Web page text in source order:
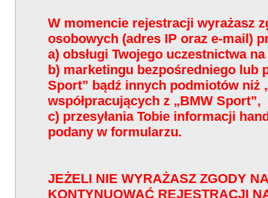
W momencie rejestracji wyrażasz
osobowych (adres IP oraz e-mail)
a) obsługi Twojego uczestnictwa
b) marketingu bezpośredniego lub
Sport” bądź innych podmiotów niż
współpracujących z „BMW Sport”,
c) przesyłania Tobie informacji
podany w formularzu.
JEŻELI NIE WYRAŻASZ ZGODY
KONTYNUOWAĆ REJESTRACJI